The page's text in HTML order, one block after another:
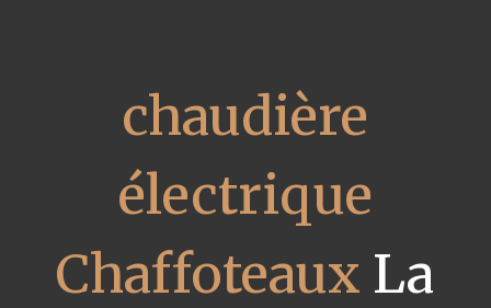
chaudière
électrique
Chaffoteaux La